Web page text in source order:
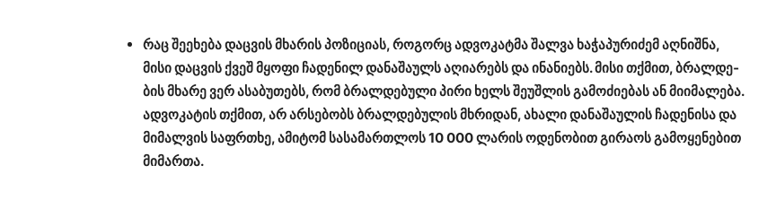
რაც შე­ე­ხე­ბა დაც­ვის მხა­რის პო­ზი­ცი­ას, რო­გორც ად­ვო­კატ­მა შალ­ვა ხა­ჭა­პუ­რი­ძემ აღ­ნიშ­ნა,
მისი დაც­ვის ქვეშ მყო­ფი ჩა­დე­ნილ და­ნა­შა­ულს აღი­ა­რებს და ინა­ნი­ებს. მისი თქმით, ბრალ­დე­
ბის მხა­რე ვერ ასა­ბუ­თებს, რომ ბრალ­დე­ბუ­ლი პირი ხელს შე­უშ­ლის გა­მო­ძი­ე­ბას ან მი­ი­მა­ლე­ბა.
ად­ვო­კა­ტის თქმით, არ არ­სე­ბობს ბრალ­დე­ბუ­ლის მხრი­დან, ახა­ლი და­ნა­შა­უ­ლის ჩა­დე­ნი­სა და
მი­მალ­ვის საფრ­თხე, ამი­ტომ სა­სა­მარ­თლოს 10 000 ლა­რის ოდე­ნო­ბით გი­რა­ოს გა­მო­ყე­ნე­ბით
მი­მარ­თა.